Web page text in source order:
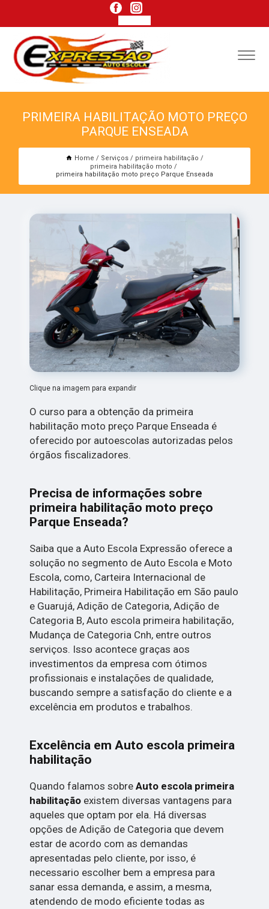
PRIMEIRA HABILITAÇÃO MOTO PREÇO
PARQUE ENSEADA
Home Serviços
primeira habilitação
primeira habilitação moto
primeira habilitação moto preço Parque Enseada
Clique na imagem para expandir
O curso para a obtenção da primeira
habilitação moto preço Parque Enseada é
oferecido por autoescolas autorizadas pelos
órgãos fiscalizadores.
Precisa de informações sobre
primeira habilitação moto preço
Parque Enseada?
Saiba que a Auto Escola Expressão oferece a
solução no segmento de Auto Escola e Moto
Escola, como, Carteira Internacional de
Habilitação, Primeira Habilitação em São paulo
e Guarujá, Adição de Categoria, Adição de
Categoria B, Auto escola primeira habilitação,
Mudança de Categoria Cnh, entre outros
serviços. Isso acontece graças aos
investimentos da empresa com ótimos
profissionais e instalações de qualidade,
buscando sempre a satisfação do cliente e a
excelência em produtos e trabalhos.
Excelência em Auto escola primeira
habilitação
Quando falamos sobreAuto escola primeira
habilitação existem diversas vantagens para
aqueles que optam por ela. Há diversas
opções de Adição de Categoria que devem
estar de acordo com as demandas
apresentadas pelo cliente, por isso, é
necessario escolher bem a empresa para
sanar essa demanda, e assim, a mesma,
atendendo de modo eficiente todas as